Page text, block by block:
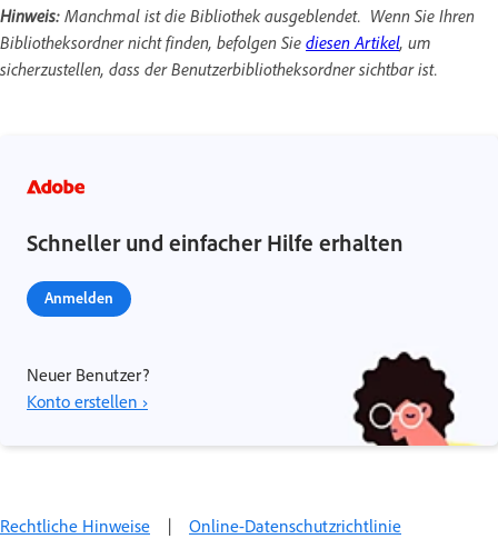
Hinweis: Manchmal ist die Bibliothek ausgeblendet. Wenn Sie Ihren
Bibliotheksordner nicht finden, befolgen Sie diesen Artikel, um
sicherzustellen, dass der Benutzerbibliotheksordner sichtbar ist.
Schneller und einfacher Hilfe erhalten
Anmelden
Neuer Benutzer?
Konto erstellen ›
Rechtliche Hinweise | Online-Datenschutzrichtlinie